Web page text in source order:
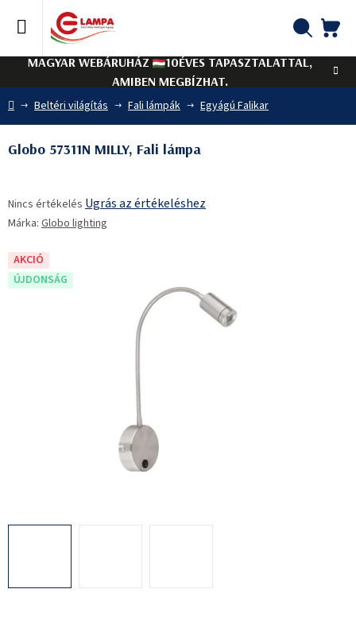
tartalomhoz
MAGYAR WEBÁRUHÁZ
10ÉVES TAPASZTALATTAL,
AMIBEN MEGBÍZHAT.
Kezdőlap
Beltéri világítás Fali lámpák Egyágú Falikar
Globo 57311N MILLY, Fali lámpa
termék
átlagos
5-
ből
Nincs értékelés Ugrás az értékeléshez
Márka: Globo lighting
AKCIÓ
ÚJDONSÁG